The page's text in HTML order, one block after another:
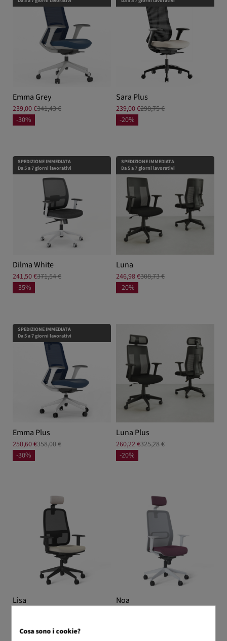
Emma Grey
239,00 €341,43 €
-30%
Sara Plus
239,00 €298,75 €
-20%
SPEDIZIONE IMMEDIATA
Da 5 a 7 giorni lavorativi
Dilma White
241,50 €371,54 €
-35%
SPEDIZIONE IMMEDIATA
Da 5 a 7 giorni lavorativi
Luna
246,98 €308,73 €
-20%
SPEDIZIONE IMMEDIATA
Da 5 a 7 giorni lavorativi
Emma Plus
250,60 €358,00 €
-30%
Luna Plus
260,22 €325,28 €
-20%
Lisa Noa
Cosa sono i cookie?